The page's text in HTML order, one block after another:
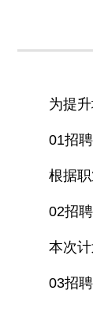
为提
01招
根据
02招
本次
03招